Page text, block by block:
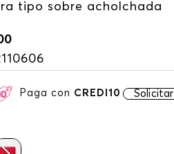
tipo sobre acholchada
Paga con CREDI10 Solicitar